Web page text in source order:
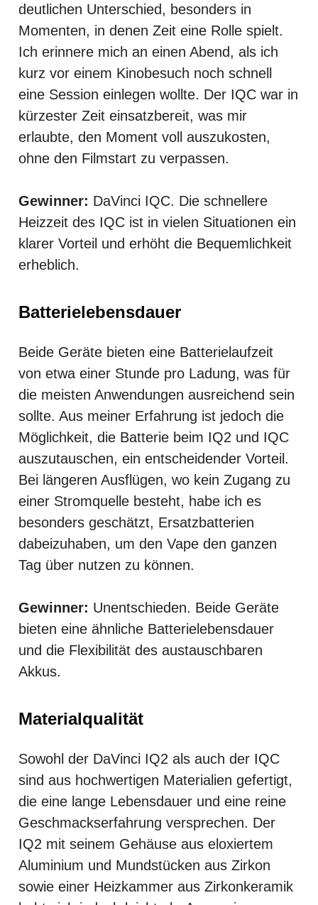
deutlichen Unterschied, besonders in
Momenten, in denen Zeit eine Rolle spielt.
Ich erinnere mich an einen Abend, als ich
kurz vor einem Kinobesuch noch schnell
eine Session einlegen wollte. Der IQC war in
kürzester Zeit einsatzbereit, was mir
erlaubte, den Moment voll auszukosten,
ohne den Filmstart zu verpassen.
Gewinner: DaVinci IQC. Die schnellere
Heizzeit des IQC ist in vielen Situationen ein
klarer Vorteil und erhöht die Bequemlichkeit
erheblich.
Batterielebensdauer
Beide Geräte bieten eine Batterielaufzeit
von etwa einer Stunde pro Ladung, was für
die meisten Anwendungen ausreichend sein
sollte. Aus meiner Erfahrung ist jedoch die
Möglichkeit, die Batterie beim IQ2 und IQC
auszutauschen, ein entscheidender Vorteil.
Bei längeren Ausflügen, wo kein Zugang zu
einer Stromquelle besteht, habe ich es
besonders geschätzt, Ersatzbatterien
dabeizuhaben, um den Vape den ganzen
Tag über nutzen zu können.
Gewinner: Unentschieden. Beide Geräte
bieten eine ähnliche Batterielebensdauer
und die Flexibilität des austauschbaren
Akkus.
Materialqualität
Sowohl der DaVinci IQ2 als auch der IQC
sind aus hochwertigen Materialien gefertigt,
die eine lange Lebensdauer und eine reine
Geschmackserfahrung versprechen. Der
IQ2 mit seinem Gehäuse aus eloxiertem
Aluminium und Mundstücken aus Zirkon
sowie einer Heizkammer aus Zirkonkeramik